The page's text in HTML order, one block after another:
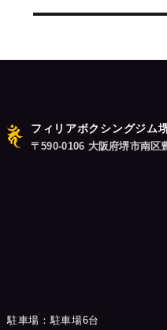
ョ
フィリアボクシングジム
〒590-0106 大阪府堺市南区
駐車場：駐車場6台